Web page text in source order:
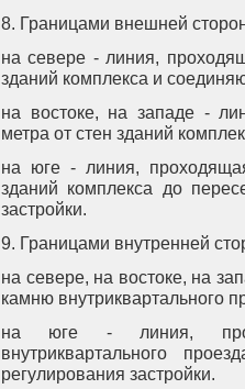
8. Границами внешней
на севере - линия,
зданий комплекса и
на востоке, на западе -
метра от стен зданий
на юге - линия,
зданий комплекса до
застройки.
9. Границами внутренней
на севере, на востоке, на
камню внутриквартального
на юге - линия,
внутриквартального
регулирования застройки.